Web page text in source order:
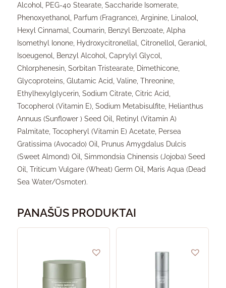
Alcohol, PEG-40 Stearate, Saccharide Isomerate,
Phenoxyethanol, Parfum (Fragrance), Arginine, Linalool,
Hexyl Cinnamal, Coumarin, Benzyl Benzoate, Alpha
Isomethyl Ionone, Hydroxycitronellal, Citronellol, Geraniol,
Isoeugenol, Benzyl Alcohol, Caprylyl Glycol,
Chlorphenesin, Sorbitan Tristearate, Dimethicone,
Glycoproteins, Glutamic Acid, Valine, Threonine,
Ethylhexylglycerin, Sodium Citrate, Citric Acid,
Tocopherol (Vitamin E), Sodium Metabisulfite, Helianthus
Annuus (Sunflower ) Seed Oil, Retinyl (Vitamin A)
Palmitate, Tocopheryl (Vitamin E) Acetate, Persea
Gratissima (Avocado) Oil, Prunus Amygdalus Dulcis
(Sweet Almond) Oil, Simmondsia Chinensis (Jojoba) Seed
Oil, Triticum Vulgare (Wheat) Germ Oil, Maris Aqua (Dead
Sea Water/Osmoter).
PANAŠŪS PRODUKTAI